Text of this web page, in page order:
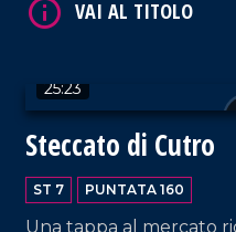
25:23
Steccato di Cutro
ST 7 PUNTATA 160
Una tappa al mercato
VAI AL TITOLO